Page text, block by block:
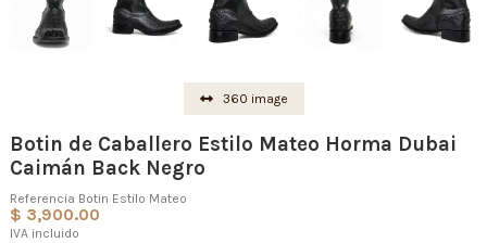
360 image
Botin de Caballero Estilo Mateo Horma Dubai
Caimán Back Negro
Referencia Botin Estilo Mateo
$ 3,900.00
IVA incluido